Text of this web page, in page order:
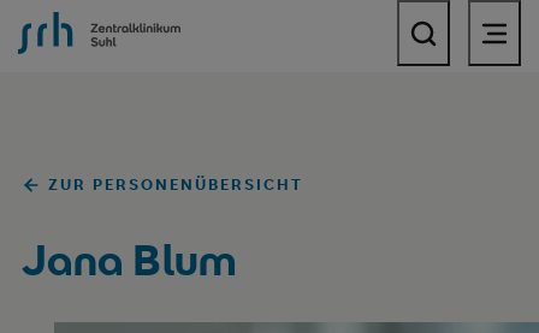
SRH Zentralklinikum Suhl
ZUR PERSONENÜBERSICHT
Jana Blum